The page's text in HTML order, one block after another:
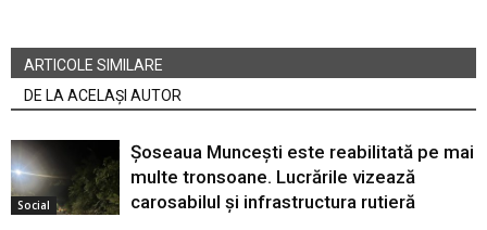
ARTICOLE SIMILARE
DE LA ACELAȘI AUTOR
Social
Șoseaua Muncești este reabilitată pe mai
multe tronsoane. Lucrările vizează
carosabilul și infrastructura rutieră